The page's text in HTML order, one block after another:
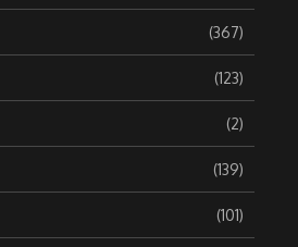
(367)
(123)
(2)
(139)
(101)